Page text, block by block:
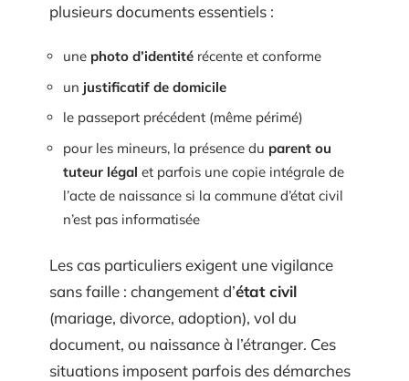
plusieurs documents essentiels :
une photo d’identité récente et conforme
un justificatif de domicile
le passeport précédent (même périmé)
pour les mineurs, la présence du parent ou
tuteur légal et parfois une copie intégrale de
l’acte de naissance si la commune d’état civil
n’est pas informatisée
Les cas particuliers exigent une vigilance
sans faille : changement d’état civil
(mariage, divorce, adoption), vol du
document, ou naissance à l’étranger. Ces
situations imposent parfois des démarches